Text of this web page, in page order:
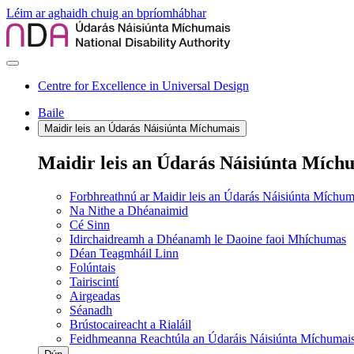
Léim ar aghaidh chuig an bpríomhábhar
Centre for Excellence in Universal Design
Baile
Maidir leis an Údarás Náisiúnta Míchumais
Maidir leis an Údarás Náisiúnta
Forbhreathnú ar Maidir leis an Údarás Náisiúnta
Na Nithe a Dhéanaimid
Cé Sinn
Idirchaidreamh a Dhéanamh le Daoine faoi Mhíchumas
Déan Teagmháil Linn
Folúntais
Tairiscintí
Airgeadas
Séanadh
Brústocaireacht a Rialáil
Feidhmeanna Reachtúla an Údaráis Náisiúnta